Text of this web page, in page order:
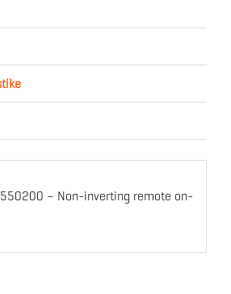
– Non-inverting remote on-